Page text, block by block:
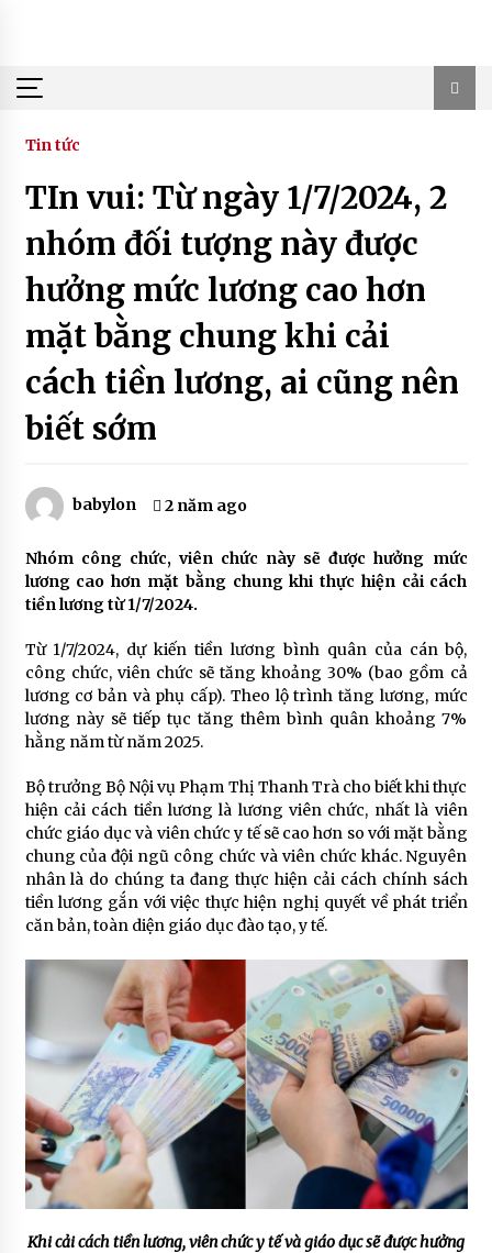
Tin tức
TIn vui: Từ ngày 1/7/2024, 2
nhóm đối tượng này được
hưởng mức lương cao hơn
mặt bằng chung khi cải
cách tiền lương, ai cũng nên
biết sớm
babylon 2 năm ago
Nhóm công chức, viên chức này sẽ được hưởng mức
lương cao hơn mặt bằng chung khi thực hiện cải cách
tiền lương từ 1/7/2024.
Từ 1/7/2024, dự kiến tiền lương bình quân của cán bộ,
công chức, viên chức sẽ tăng khoảng 30% (bao gồm cả
lương cơ bản và phụ cấp). Theo lộ trình tăng lương, mức
lương này sẽ tiếp tục tăng thêm bình quân khoảng 7%
hằng năm từ năm 2025.
Bộ trưởng Bộ Nội vụ Phạm Thị Thanh Trà cho biết khi thực
hiện cải cách tiền lương là lương viên chức, nhất là viên
chức giáo dục và viên chức y tế sẽ cao hơn so với mặt bằng
chung của đội ngũ công chức và viên chức khác. Nguyên
nhân là do chúng ta đang thực hiện cải cách chính sách
tiền lương gắn với việc thực hiện nghị quyết về phát triển
căn bản, toàn diện giáo dục đào tạo, y tế.
Khi cải cách tiền lương, viên chức y tế và giáo dục sẽ được hưởng